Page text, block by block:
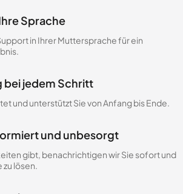
Sprache
in Ihrer Muttersprache für ein
bei jedem Schritt
und unterstützt Sie von Anfang bis Ende.
und unbesorgt
gibt, benachrichtigen wir Sie sofort und
zu lösen.